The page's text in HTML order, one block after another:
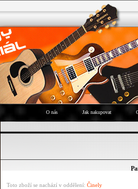
O nás Jak nakupovat
Toto zboží se nachází v oddělení: Činely